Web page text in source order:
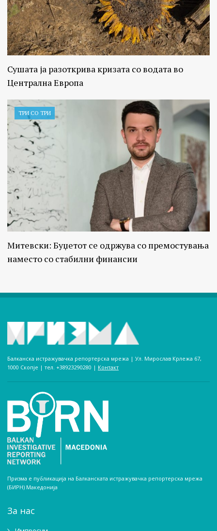
Сушата ја разоткрива кризата со водата во
Централна Европа
ТРИ СО ТРИ
Митевски: Буџетот се одржува со премостувања
наместо со стабилни финансии
Балканска истражувачка репортерска мрежа | Ул. Мирослав Крлежа 67,
1000 Скопје | тел. +38923290280­ | Контакт
Призма е публикација на Балканската истражувачка репортерска мрежа
(БИРН) Македонија
За нас